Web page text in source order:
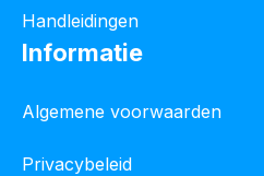
Handleidingen
Informatie
Algemene voorwaarden
Privacybeleid